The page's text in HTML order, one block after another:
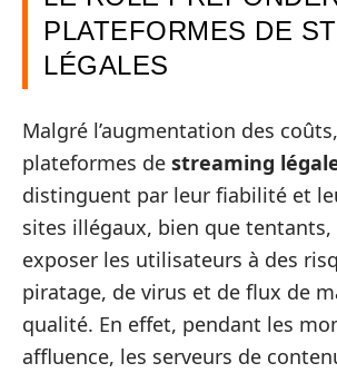
PLATEFORMES DE
LÉGALES
Malgré l’augmentation des
plateformes de streaming
distinguent par leur fiabilité et
sites illégaux, bien que tentants,
exposer les utilisateurs à des
piratage, de virus et de flux de
qualité. En effet, pendant les
affluence, les serveurs de